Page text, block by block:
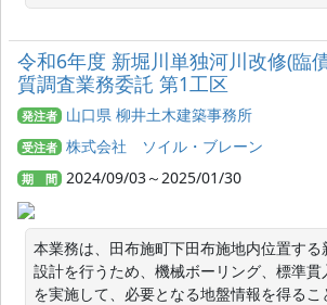
令和6年度 新堀川単独河川改修(臨
質調査業務委託 第1工区
発注者 山口県 柳井土木建築事務所
受注者 株式会社 ソイル・ブレーン
期 間 2024/09/03～2025/01/30
本業務は、田布施町下田布施地内位置す
設計を行うため、機械ボーリング、標準
を実施して、必要となる地盤情報を得るこ